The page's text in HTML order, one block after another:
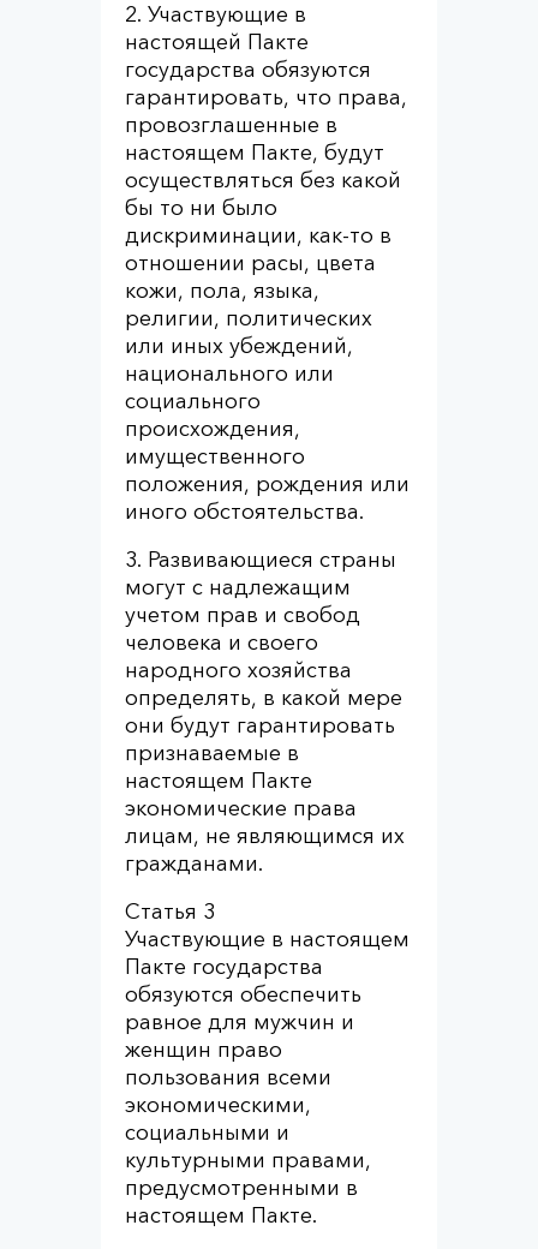
2. Участвующие в
настоящей Пакте
государства обязуются
гарантировать, что права,
провозглашенные в
настоящем Пакте, будут
осуществляться без какой
бы то ни было
дискриминации, как-то в
отношении расы, цвета
кожи, пола, языка,
религии, политических
или иных убеждений,
национального или
социального
происхождения,
имущественного
положения, рождения или
иного обстоятельства.
3. Развивающиеся страны
могут с надлежащим
учетом прав и свобод
человека и своего
народного хозяйства
определять, в какой мере
они будут гарантировать
признаваемые в
настоящем Пакте
экономические права
лицам, не являющимся их
гражданами.
Статья 3
Участвующие в настоящем
Пакте государства
обязуются обеспечить
равное для мужчин и
женщин право
пользования всеми
экономическими,
социальными и
культурными правами,
предусмотренными в
настоящем Пакте.